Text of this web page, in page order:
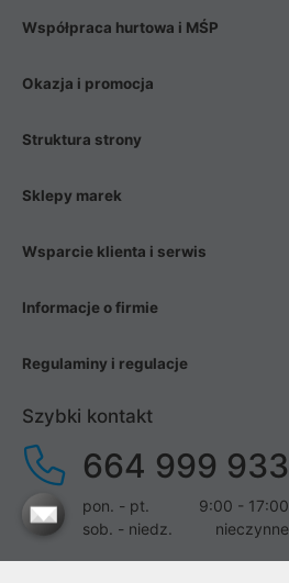
Współpraca hurtowa i MŚP
Okazja i promocja
Struktura strony
Sklepy marek
Wsparcie klienta i serwis
Informacje o firmie
Regulaminy i regulacje
Szybki kontakt
664 999 933
pon. - pt.
9:00 - 17:00
sob. - niedz.
nieczynne